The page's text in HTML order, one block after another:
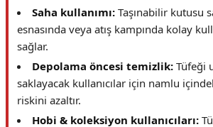
Saha kullanımı: Taşınabilir kutusu
esnasında veya atış kampında kolay
sağlar.
Depolama öncesi temizlik: Tüfeği
saklayacak kullanıcılar için namlu
riskini azaltır.
Hobi & koleksiyon kullanıcıları: